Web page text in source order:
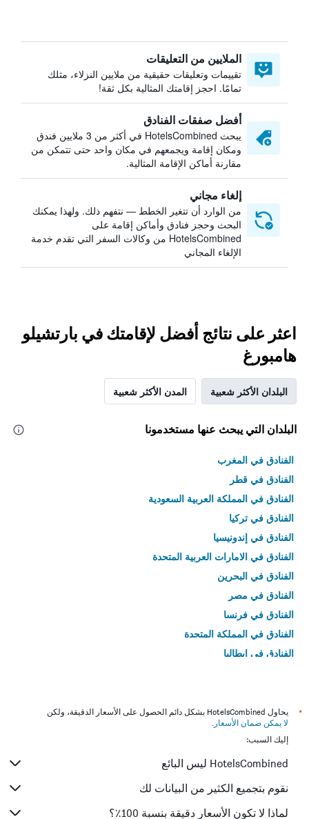
الملايين من التعليقات
تقييمات وتعليقات حقيقية من ملايين النزلاء، مثلك
تمامًا. احجز إقامتك المثالية بكل ثقة!
أفضل صفقات الفنادق
يبحث HotelsCombined في أكثر من 3 ملايين فندق
ومكان إقامة ويجمعهم في مكان واحد حتى تتمكن من
مقارنة أماكن الإقامة المثالية.
إلغاء مجاني
من الوارد أن تتغير الخطط — نتفهم ذلك. ولهذا يمكنك
البحث وحجز فنادق وأماكن إقامة على
HotelsCombined من وكالات السفر التي تقدم خدمة
الإلغاء المجاني
اعثر على نتائج أفضل لإقامتك في بارتشيلو
هامبورغ
البلدان الأكثر شعبية المدن الأكثر شعبية
البلدان التي يبحث عنها مستخدمونا
الفنادق في المغرب
الفنادق في قطر
الفنادق في المملكة العربية السعودية
الفنادق في تركيا
الفنادق في إندونيسيا
الفنادق في الامارات العربية المتحدة
الفنادق في البحرين
الفنادق في مصر
الفنادق في فرنسا
الفنادق في المملكة المتحدة
الفنادق في إيطاليا
*
يحاول HotelsCombined بشكل دائم الحصول على الأسعار الدقيقة، ولكن
لا يمكن ضمان الأسعار .
إليك السبب:
HotelsCombined ليس البائع
نقوم بتجميع الكثير من البيانات لك
لماذا لا تكون الأسعار دقيقة بنسبة 100٪؟